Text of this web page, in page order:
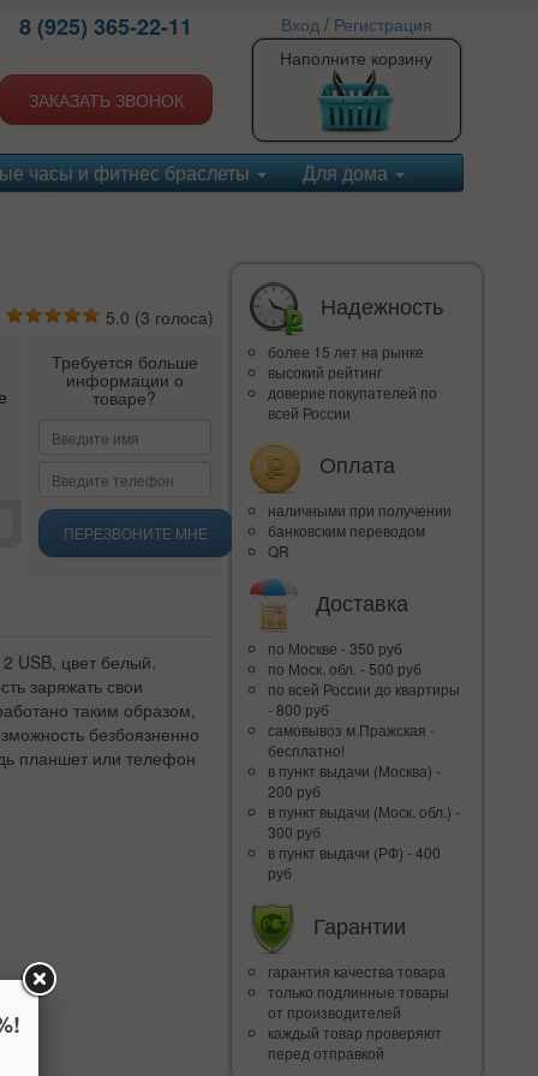
8 (925) 365-22-11
ЗАКАЗАТЬ ЗВОНОК
Вход/ Регистрация
Наполните корзину
часы и фитнес браслеты Для дома
5.0 (3 голоса)
Требуется больше
информации о
товаре?
ПЕРЕЗВОНИТЕ МНЕ
USB, цвет белый.
заряжать свои
таким образом,
безбоязненно
планшет или телефон
Надежность
более 15 лет на рынке
высокий рейтинг
доверие покупателей по
всей России
Оплата
наличными при получении
банковским переводом
QR
Доставка
по Москве - 350 руб
по Моск. обл. - 500 руб
по всей Росcии до квартиры
- 800 руб
самовывоз м.Пражская -
бесплатно!
в пункт выдачи (Москва) -
200 руб
в пункт выдачи (Моск. обл.) -
300 руб
в пункт выдачи (РФ) - 400
руб
Гарантии
гарантия качества товара
только подлинные товары
от производителей
каждый товар проверяют
перед отправкой